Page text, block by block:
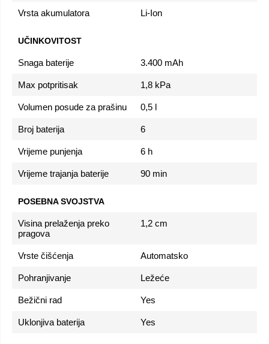
Vrsta akumulatora Li-Ion
UČINKOVITOST
Snaga baterije 3.400 mAh
Max potpritisak 1,8 kPa
Volumen posude za prašinu 0,5 l
Broj baterija 6
Vrijeme punjenja 6 h
Vrijeme trajanja baterije 90 min
POSEBNA SVOJSTVA
Visina prelaženja preko
pragova
1,2 cm
Vrste čišćenja Automatsko
Pohranjivanje Ležeće
Bežični rad Yes
Uklonjiva baterija Yes